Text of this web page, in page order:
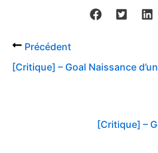
Précédent
[Critique] – Goal Naissance
[Critique] –